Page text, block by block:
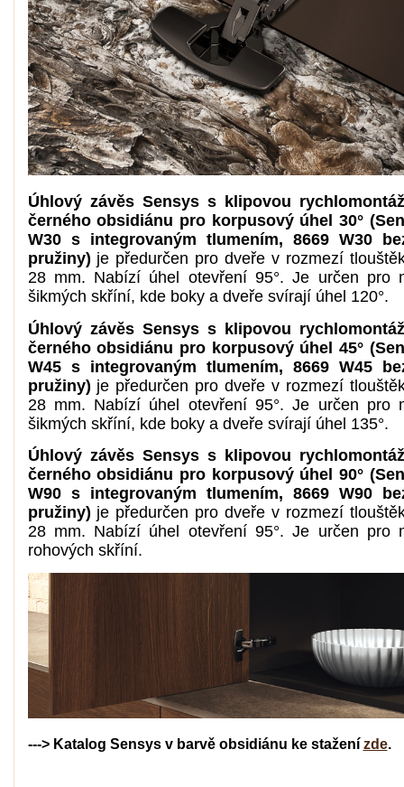
Úhlový závěs Sensys s klipovou
černého obsidiánu pro korpusový úhel 30°
W30 s integrovaným tlumením, 8669 W30
pružiny) je předurčen pro dveře v rozmezí
28 mm. Nabízí úhel otevření 95°. Je určen pro
šikmých skříní, kde boky a dveře svírají úhel 120°.
Úhlový závěs Sensys s klipovou
černého obsidiánu pro korpusový úhel 45°
W45 s integrovaným tlumením, 8669 W45
pružiny) je předurčen pro dveře v rozmezí
28 mm. Nabízí úhel otevření 95°. Je určen pro
šikmých skříní, kde boky a dveře svírají úhel 135°.
Úhlový závěs Sensys s klipovou
černého obsidiánu pro korpusový úhel 90°
W90 s integrovaným tlumením, 8669 W90
pružiny) je předurčen pro dveře v rozmezí
28 mm. Nabízí úhel otevření 95°. Je určen pro
rohových skříní.
---> Katalog Sensys v barvě obsidiánu ke stažení zde.